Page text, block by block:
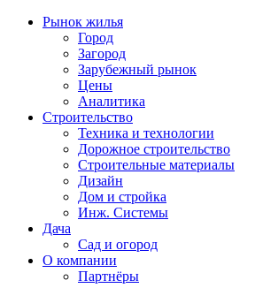
Рынок жилья
Город
Загород
Зарубежный рынок
Цены
Аналитика
Строительство
Техника и технологии
Дорожное строительство
Строительные материалы
Дизайн
Дом и стройка
Инж. Системы
Дача
Сад и огород
О компании
Партнёры